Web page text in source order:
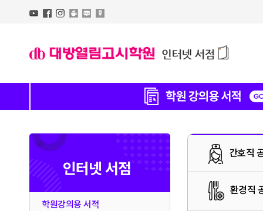
인터넷 서점
학원강의용 서적
간호직
환경직